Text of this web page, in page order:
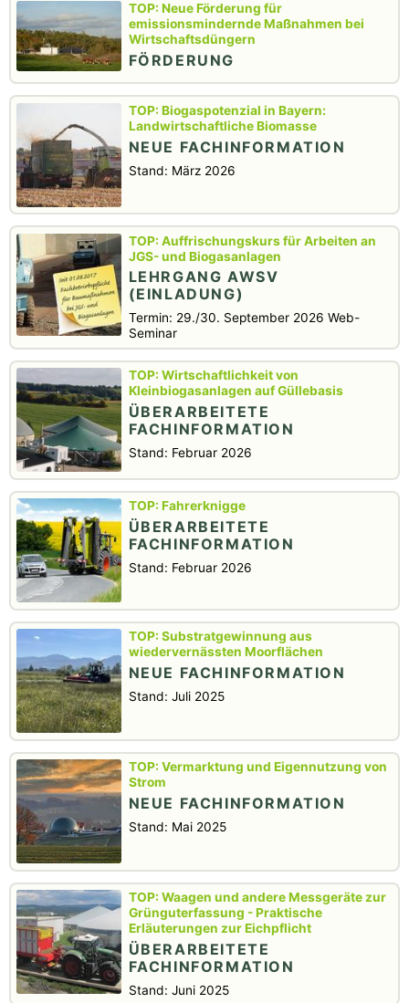
Neue Förderung für
emissionsmindernde Maßnahmen bei
Wirtschaftsdüngern
FÖRDERUNG
Biogaspotenzial in Bayern:
Landwirtschaftliche Biomasse
NEUE FACHINFORMATION
Stand: März 2026
Auffrischungskurs für Arbeiten an
JGS- und Biogasanlagen
LEHRGANG AWSV
(EINLADUNG)
Termin: 29./30. September 2026 Web-
Seminar
Wirtschaftlichkeit von
Kleinbiogasanlagen auf Güllebasis
ÜBERARBEITETE
FACHINFORMATION
Stand: Februar 2026
Fahrerknigge
ÜBERARBEITETE
FACHINFORMATION
Stand: Februar 2026
Substratgewinnung aus
wiedervernässten Moorflächen
NEUE FACHINFORMATION
Stand: Juli 2025
Vermarktung und Eigennutzung von
Strom
NEUE FACHINFORMATION
Stand: Mai 2025
Waagen und andere Messgeräte zur
Grünguterfassung - Praktische
Erläuterungen zur Eichpflicht
ÜBERARBEITETE
FACHINFORMATION
Stand: Juni 2025